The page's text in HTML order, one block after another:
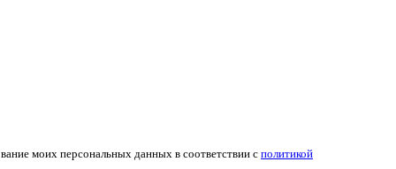
моих персональных данных в соответствии с политикой